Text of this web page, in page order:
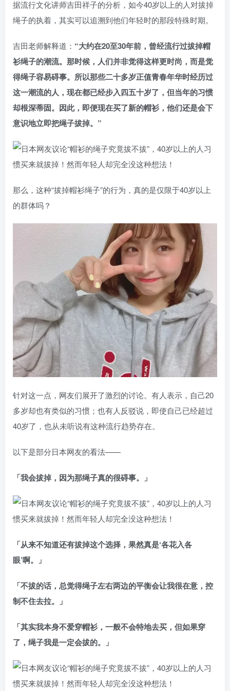
据流行文化讲师吉田祥子的分析，如今40岁以上的人对拔掉
绳子的执着，其实可以追溯到他们年轻时的那段特殊时期。
吉田老师解释道： “大约在20至30年前，曾经流行过拔掉帽
衫绳子的潮流。那时候，人们并非觉得这样更时尚，而是觉
得绳子容易碍事。所以那些二十多岁正值青春年华时经历过
这一潮流的人，现在都已经步入四五十岁了，但当年的习惯
却根深蒂固。因此，即便现在买了新的帽衫，他们还是会下
意识地立即把绳子拔掉。”
那么，这种“拔掉帽衫绳子”的行为，真的是仅限于40岁以上
的群体吗？
针对这一点，网友们展开了激烈的讨论。有人表示，自己20
多岁却也有类似的习惯；也有人反驳说，即使自己已经超过
40岁了，也从未听说有这种流行趋势存在。
以下是部分日本网友的看法——
「我会拔掉，因为那绳子真的很碍事。」
「从来不知道还有拔掉这个选择，果然真是‘各花入各
眼’啊。」
「不拔的话，总觉得绳子左右两边的平衡会让我很在意，控
制不住去拉。」
「其实我本身不爱穿帽衫，一般不会特地去买，但如果穿
了，绳子我是一定会拔的。」